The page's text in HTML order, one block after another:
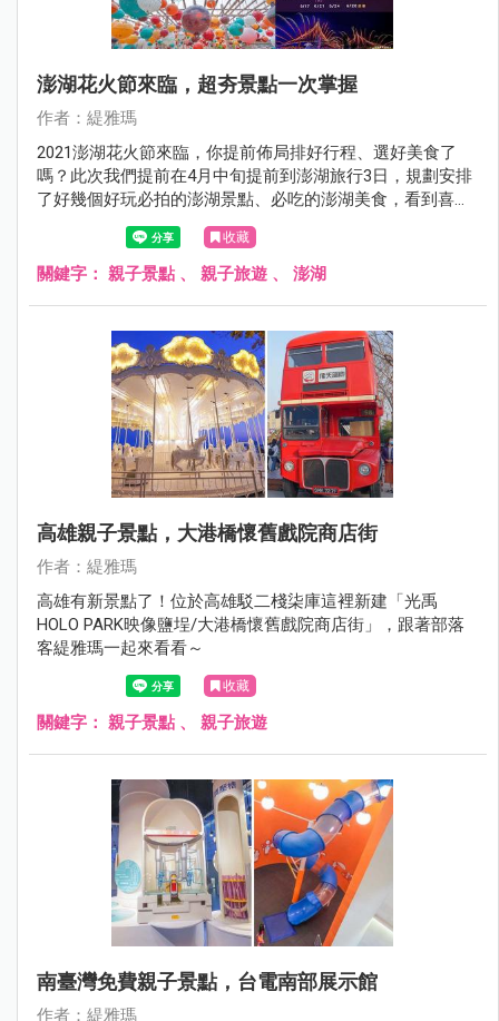
澎湖花火節來臨，超夯景點一次掌握
作者：緹雅瑪
2021澎湖花火節來臨，你提前佈局排好行程、選好美食了
嗎？此次我們提前在4月中旬提前到澎湖旅行3日，規劃安排
了好幾個好玩必拍的澎湖景點、必吃的澎湖美食，看到喜歡
的景點可直接放進口袋名單，每個景點皆有詳細的文章介
紹，讓你沒時間作功課也能快速安排好澎湖行程，Go～Go
～Go～
收藏
關鍵字： 親子景點 、 親子旅遊 、 澎湖
高雄親子景點，大港橋懷舊戲院商店街
作者：緹雅瑪
高雄有新景點了！位於高雄駁二棧柒庫這裡新建「光禹
HOLO PARK映像鹽埕/大港橋懷舊戲院商店街」，跟著部落
客緹雅瑪一起來看看～
收藏
關鍵字： 親子景點 、 親子旅遊
南臺灣免費親子景點，台電南部展示館
作者：緹雅瑪